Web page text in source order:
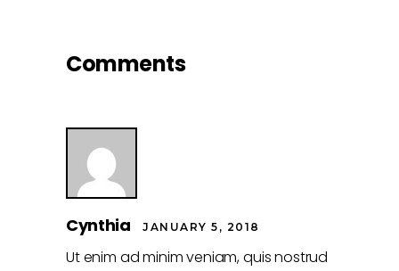
Comments
Cynthia JANUARY 5, 2018
Ut enim ad minim veniam, quis nostrud